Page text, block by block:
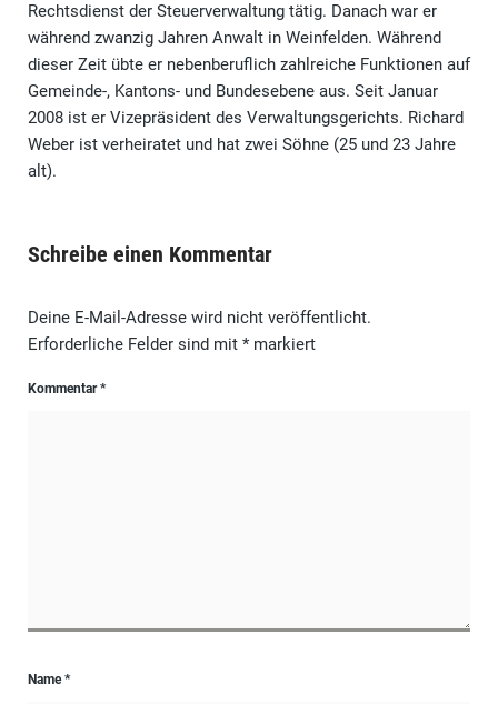
Rechtsdienst der Steuerverwaltung tätig. Danach war er
während zwanzig Jahren Anwalt in Weinfelden. Während
dieser Zeit übte er nebenberuflich zahlreiche Funktionen auf
Gemeinde-, Kantons- und Bundesebene aus. Seit Januar
2008 ist er Vizepräsident des Verwaltungsgerichts. Richard
Weber ist verheiratet und hat zwei Söhne (25 und 23 Jahre
alt).
Schreibe einen Kommentar
Deine E-Mail-Adresse wird nicht veröffentlicht.
Erforderliche Felder sind mit *markiert
Kommentar*
Name*